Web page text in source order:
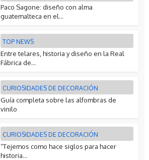
Paco Sagone: diseño con alma
guatemalteca en el...
TOP NEWS
Entre telares, historia y diseño en la Real
Fábrica de...
CURIOSIDADES DE DECORACIÓN
Guía completa sobre las alfombras de
vinilo
CURIOSIDADES DE DECORACIÓN
“Tejemos como hace siglos para hacer
historia...